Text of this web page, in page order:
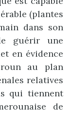
(plantes
dans son
guérir une
en évidence
au plan
relatives
qui tiennent
de